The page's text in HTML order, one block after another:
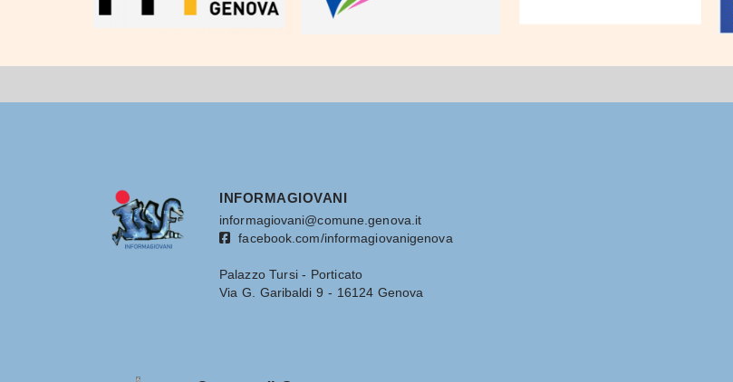
INFORMAGIOVANI
informagiovani@comune.genova.it
facebook.com/informagiovanigenova
Palazzo Tursi - Porticato
Via G. Garibaldi 9 - 16124 Genova